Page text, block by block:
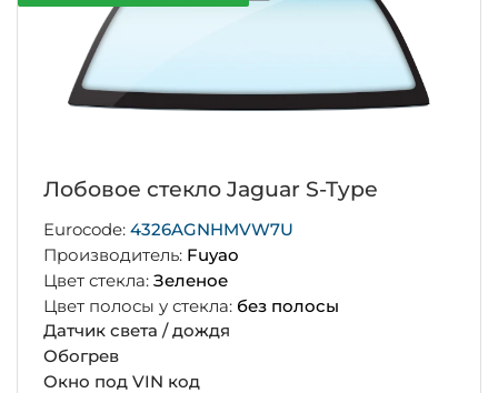
Лобовое стекло Jaguar S-Type
Eurocode: 4326AGNHMVW7U
Производитель: Fuyao
Цвет стекла: Зеленое
Цвет полосы у стекла: без полосы
Датчик света / дождя
Обогрев
Окно под VIN код